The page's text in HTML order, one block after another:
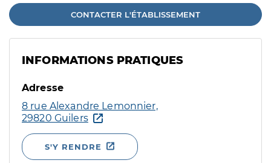
CONTACTER L'ÉTABLISSEMENT
INFORMATIONS PRATIQUES
Adresse
8 rue Alexandre Lemonnier,
29820 Guilers
S'Y RENDRE